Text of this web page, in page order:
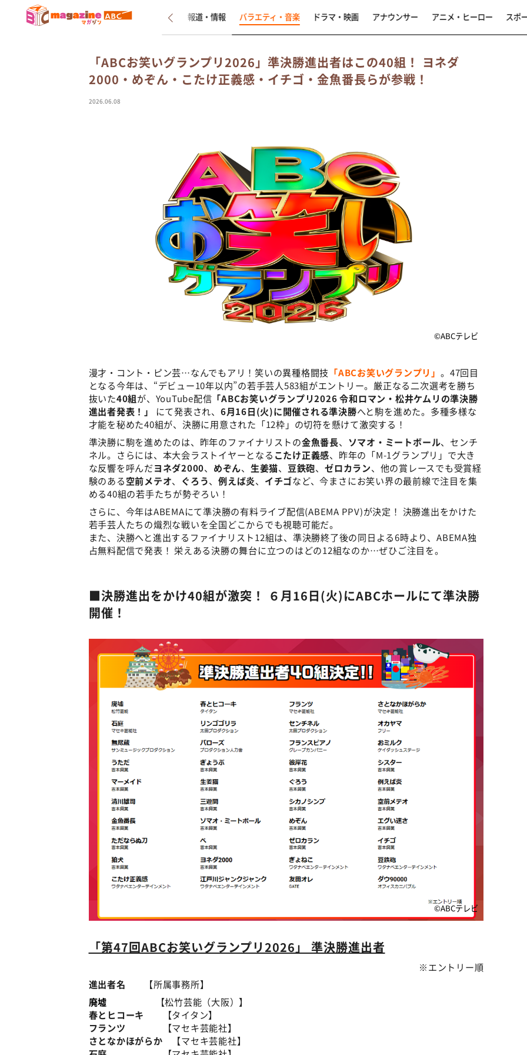
新着 インタビュー 報道・情報 バラエティ・音楽 ドラマ・映画 アナウンサー アニメ・ヒーロー スポ
「ABCお笑いグランプリ2026」準決勝進出者はこの40組！ ヨネダ
2000・めぞん・こたけ正義感・イチゴ・金魚番長らが参戦！
2026.06.08
©ABCテレビ
漫才・コント・ピン芸…なんでもアリ！笑いの異種格闘技 「ABCお笑いグランプリ」 。47回目
となる今年は、“デビュー10年以内”の若手芸人583組がエントリー。厳正なる二次選考を勝ち
抜いた40組が、YouTube配信 「ABCお笑いグランプリ2026 令和ロマン・松井ケムリの準決勝
進出者発表！」
にて発表され、 6月16日(火)に開催される準決勝へと駒を進めた。多種多様な
才能を秘めた40組が、決勝に用意された「12枠」の切符を懸けて激突する！
準決勝に駒を進めたのは、昨年のファイナリストの金魚番長、 ソマオ・ミートボール、センチ
ネル。さらには、本大会ラストイヤーとなる こたけ正義感、昨年の「M-1グランプリ」で大き
な反響を呼んだヨネダ2000、 めぞん、 生姜猫、 豆鉄砲、ゼロカラン、他の賞レースでも受賞経
験のある空前メテオ、 ぐろう、例えば炎、 イチゴなど、今まさにお笑い界の最前線で注目を集
める40組の若手たちが勢ぞろい！
さらに、今年はABEMAにて準決勝の有料ライブ配信(ABEMA PPV)が決定！ 決勝進出をかけた
若手芸人たちの熾烈な戦いを全国どこからでも視聴可能だ。
また、決勝へと進出するファイナリスト12組は、準決勝終了後の同日よる6時より、ABEMA独
占無料配信で発表！ 栄えある決勝の舞台に立つのはどの12組なのか…ぜひご注目を。
■決勝進出をかけ40組が激突！ ６月16日(火)にABCホールにて準決勝
開催！
©ABCテレビ
「第47回ABCお笑いグランプリ2026」 準決勝進出者
※エントリー順
進出者名
【所属事務所】
廃墟 【松竹芸能（大阪）】
春とヒコーキ 【タイタン】
フランツ
【マセキ芸能社】
さとなかほがらか 【マセキ芸能社】